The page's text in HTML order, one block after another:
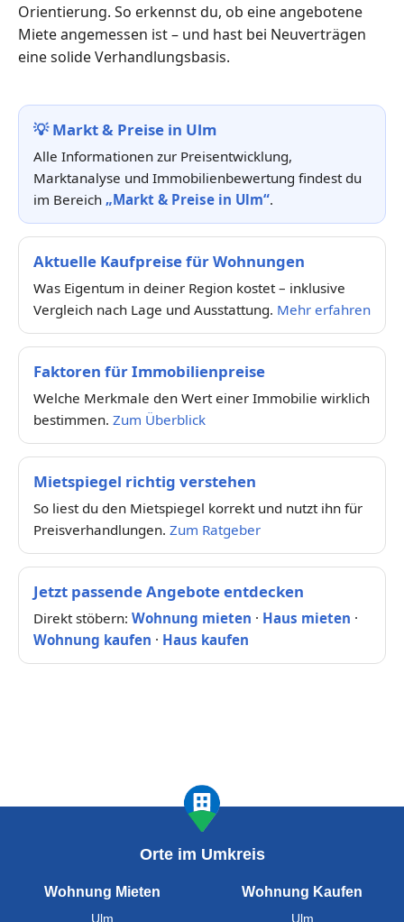
Orientierung. So erkennst du, ob eine angebotene
Miete angemessen ist – und hast bei Neuverträgen
eine solide Verhandlungsbasis.
💡Markt & Preise in Ulm
Alle Informationen zur Preisentwicklung,
Marktanalyse und Immobilienbewertung findest du
im Bereich „Markt & Preise in Ulm“.
Aktuelle Kaufpreise für Wohnungen
Was Eigentum in deiner Region kostet – inklusive
Vergleich nach Lage und Ausstattung. Mehr erfahren
Faktoren für Immobilienpreise
Welche Merkmale den Wert einer Immobilie wirklich
bestimmen. Zum Überblick
Mietspiegel richtig verstehen
So liest du den Mietspiegel korrekt und nutzt ihn für
Preisverhandlungen. Zum Ratgeber
Jetzt passende Angebote entdecken
Direkt stöbern: Wohnung mieten · Haus mieten ·
Wohnung kaufen · Haus kaufen
Orte im Umkreis
Wohnung Mieten
Ulm
Wohnung Kaufen
Ulm